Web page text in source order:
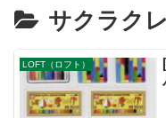
サクラク
LOFT（ロフト）